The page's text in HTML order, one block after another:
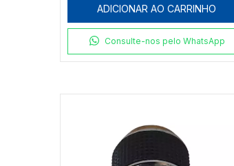
ADICIONAR AO CARRINHO
Consulte-nos pelo WhatsApp